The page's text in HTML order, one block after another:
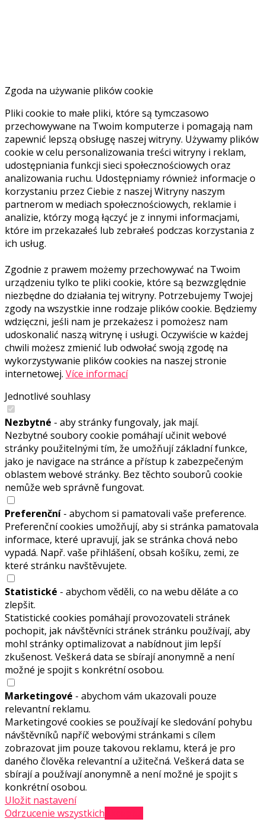
Zgoda na używanie plików cookie
Pliki cookie to małe pliki, które są tymczasowo
przechowywane na Twoim komputerze i pomagają nam
zapewnić lepszą obsługę naszej witryny. Używamy plików
cookie w celu personalizowania treści witryny i reklam,
udostępniania funkcji sieci społecznościowych oraz
analizowania ruchu. Udostępniamy również informacje o
korzystaniu przez Ciebie z naszej Witryny naszym
partnerom w mediach społecznościowych, reklamie i
analizie, którzy mogą łączyć je z innymi informacjami,
które im przekazałeś lub zebrałeś podczas korzystania z
ich usług.
Zgodnie z prawem możemy przechowywać na Twoim
urządzeniu tylko te pliki cookie, które są bezwzględnie
niezbędne do działania tej witryny. Potrzebujemy Twojej
zgody na wszystkie inne rodzaje plików cookie. Będziemy
wdzięczni, jeśli nam je przekażesz i pomożesz nam
udoskonalić naszą witrynę i usługi. Oczywiście w każdej
chwili możesz zmienić lub odwołać swoją zgodę na
wykorzystywanie plików cookies na naszej stronie
internetowej. Více informací
Jednotlivé souhlasy
Nezbytné - aby stránky fungovaly, jak mají.
Nezbytné soubory cookie pomáhají učinit webové
stránky použitelnými tím, že umožňují základní funkce,
jako je navigace na stránce a přístup k zabezpečeným
oblastem webové stránky. Bez těchto souborů cookie
nemůže web správně fungovat.
Preferenční - abychom si pamatovali vaše preference.
Preferenční cookies umožňují, aby si stránka pamatovala
informace, které upravují, jak se stránka chová nebo
vypadá. Např. vaše přihlášení, obsah košíku, zemi, ze
které stránku navštěvujete.
Statistické - abychom věděli, co na webu děláte a co
zlepšit.
Statistické cookies pomáhají provozovateli stránek
pochopit, jak návštěvníci stránek stránku používají, aby
mohl stránky optimalizovat a nabídnout jim lepší
zkušenost. Veškerá data se sbírají anonymně a není
možné je spojit s konkrétní osobou.
Marketingové - abychom vám ukazovali pouze
relevantní reklamu.
Marketingové cookies se používají ke sledování pohybu
návštěvníků napříč webovými stránkami s cílem
zobrazovat jim pouze takovou reklamu, která je pro
daného člověka relevantní a užitečná. Veškerá data se
sbírají a používají anonymně a není možné je spojit s
konkrétní osobou.
Uložit nastavení
Odrzucenie wszystkich